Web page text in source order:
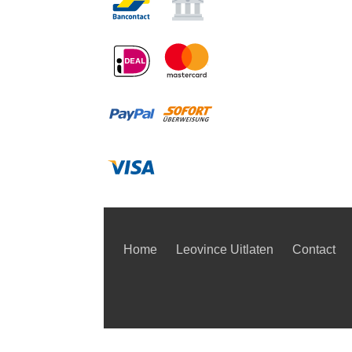
Home Leovince Uitlaten Contact